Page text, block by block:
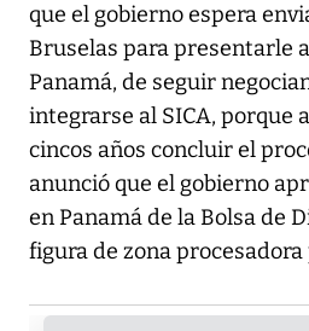
que el gobierno espera
Bruselas para presentarle
Panamá, de seguir
integrarse al SICA, porque
cincos años concluir el
anunció que el gobierno
en Panamá de la Bolsa de
figura de zona